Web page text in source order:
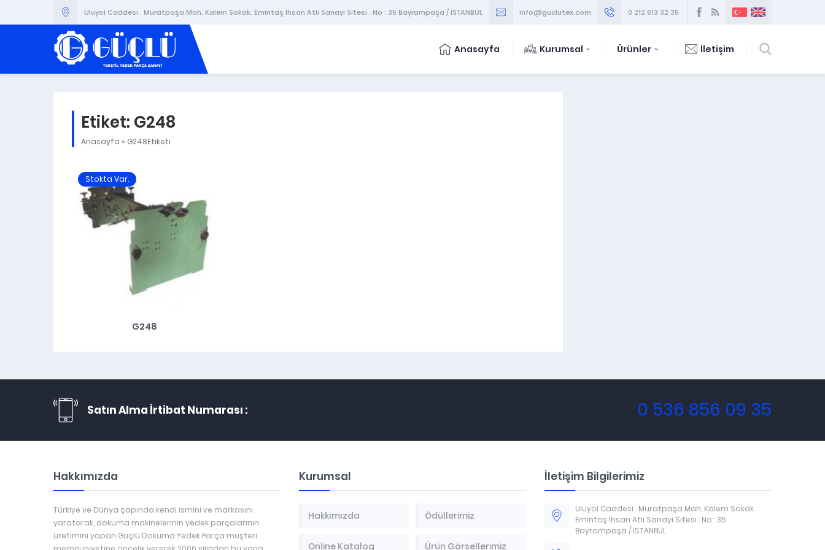
Uluyol Caddesi . Muratpaşa Mah. Kalem Sokak. Emintaş İhsan Atlı Sanayi Sitesi . No : 35 Bayrampaşa / İSTANBUL info@guclutex.com 0 212 613 32 35
Anasayfa Kurumsal Ürünler İletişim
Etiket: G248
Anasayfa » G248Etiketi
Stokta Var.
G248
Satın Alma İrtibat Numarası : 0 536 856 09 35
Hakkımızda
Türkiye ve Dünya çapında kendi ismini ve markasını
yaratarak, dokuma makinelerinin yedek parçalarının
üretimini yapan Güçlü Dokuma Yedek Parça müşteri
Kurumsal
Hakkımızda Ödüllerimiz
Online Katalog Ürün Görsellerimiz
İletişim Bilgilerimiz
Uluyol Caddesi . Muratpaşa Mah. Kalem Sokak.
Emintaş İhsan Atlı Sanayi Sitesi . No : 35
Bayrampaşa / İSTANBUL